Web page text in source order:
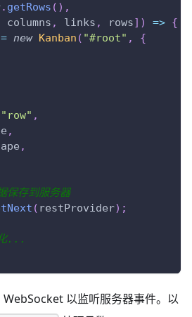
. getRows ( ) ,
columns , links , rows] ) => {
= new Kanban ( "#root" ,
{
"row" ,
,
,
存到服务器
( restProvider) ;
...
以监听服务器事件。以